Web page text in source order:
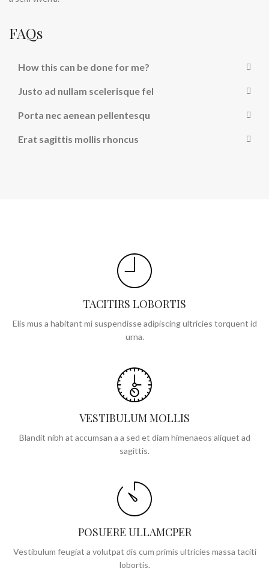
FAQs
How this can be done for me?
Justo ad nullam scelerisque fel
Porta nec aenean pellentesqu
Erat sagittis mollis rhoncus
TACITIRS LOBORTIS
Elis mus a habitant mi suspendisse adipiscing ultricies torquent id
urna.
VESTIBULUM MOLLIS
Blandit nibh at accumsan a a sed et diam himenaeos aliquet ad
sagittis.
POSUERE ULLAMCPER
Vestibulum feugiat a volutpat dis cum primis ultricies massa taciti
lobortis.